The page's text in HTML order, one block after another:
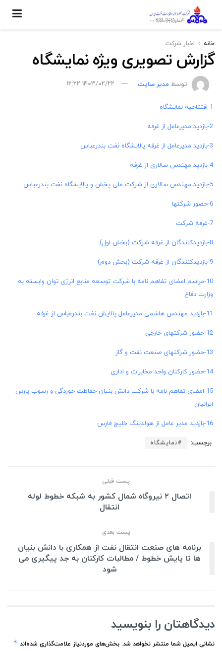
خانه اخبار شركت
گزارش تصویری ویژه نمایشگاه
توسط مدیر سایت 1403/02/22 12:22
1-افتتاحیه نمایشگاه
2-بازدید مدیرعامل از غرفه
3-بازدید مدیرعامل از غرفه پالایشگاه نفت بندرعباس
4-بازدید مهندس سالاری از غرفه
5-بازدید مهندس سالاری از شرکت ملی پخش و پالایشگاه نفت بندرعباس
6-حضور شرکتها
7-غرفه شرکت
8-بازدیدکنندگان از غرفه شرکت (بخش اول)
9-بازدیدکنندگان از غرفه شرکت (بخش دوم)
10-مراسم امضای تفاهم نامه با شرکت توسعه منابع انرژی توان وابسته به
وزارت دفاع
11-بازدید مهندس هاشمی مدیرعامل پالایش نفت بندرعباس از غرفه
12-حضور شرکتهای خارجی
13-حضور شرکتهای صنعت نفت و گاز
14-حضور کارکنان واحد مخابرات و اداری
15-امضای تفاهم نامه با شرکت دانش بنیان حفاظت خوردگی و رسوب پارس
ایرانیان
16-بازدید مدیر عامل از هولدینگ خلیج فارس
برچسب: #نمايشگاه
پست قبلی
اتصال ۲ نیروگاه شمال کشور به شبکه خطوط لوله
انتقال
پست بعدی
برنامه های صنعت انتقال نفت از همکاری با دانش بنیان
ها تا پایش خطوط / مطالبات کارکنان به جد پیگیری می
شود
دیدگاهتان را بنویسید
نشانی ایمیل شما منتشر نخواهد شد. بخش‌های موردنیاز علامت‌گذاری شده‌اند *